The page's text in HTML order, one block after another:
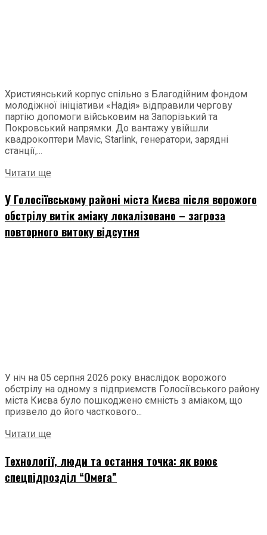
Християнський корпус спільно з Благодійним фондом
молодіжної ініціативи «Надія» відправили чергову
партію допомоги військовим на Запорізький та
Покровський напрямки. До вантажу увійшли
квадрокоптери Mavic, Starlink, генератори, зарядні
станції,...
Читати ще
У Голосіївському районі міста Києва після ворожого
обстрілу витік аміаку локалізовано – загроза
повторного витоку відсутня
У ніч на 05 серпня 2026 року внаслідок ворожого
обстрілу на одному з підприємств Голосіївського району
міста Києва було пошкоджено ємність з аміаком, що
призвело до його часткового...
Читати ще
Технології, люди та остання точка: як воює
спецпідрозділ “Омега”